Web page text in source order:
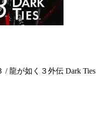
/ 龍が如く３外伝 Dark Ties